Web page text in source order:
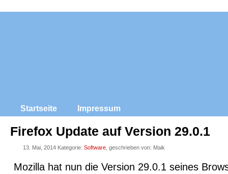
Startseite Impressum
Firefox Update auf Version 29.0.1
13. Mai, 2014 Kategorie: Software , geschrieben von: Maik
Mozilla hat nun die Version 29.0.1 seines